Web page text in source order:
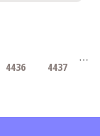
4436 4437 …